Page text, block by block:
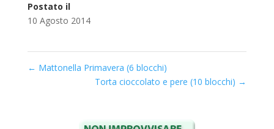
Postato il
10 Agosto 2014
← Mattonella Primavera (6 blocchi)
Torta cioccolato e pere (10 blocchi) →